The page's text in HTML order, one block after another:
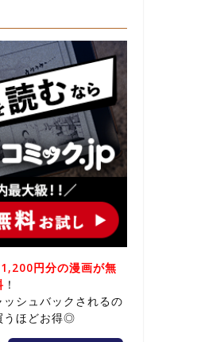
1,200円分の漫画が無
！
シュバックされるの
うほどお得◎